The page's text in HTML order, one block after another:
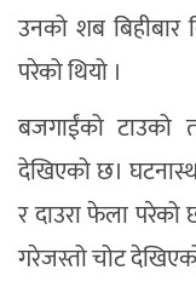
उनको शब बिहीबार
परेको थियो ।
बजगाईंको टाउको
देखिएको छ।
र दाउरा फेला परेको
गरेजस्तो चोट